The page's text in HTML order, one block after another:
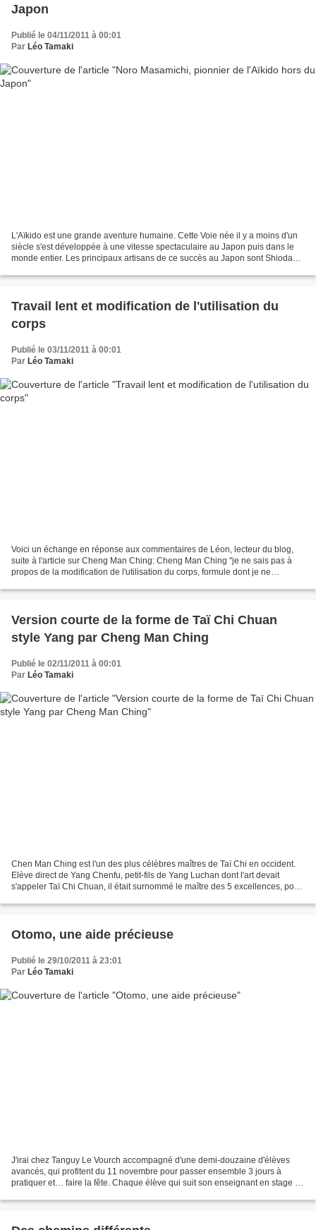
Japon
Publié le 04/11/2011 à 00:01
Par Léo Tamaki
L'Aïkido est une grande aventure humaine. Cette Voie née il y a moins d'un
siècle s'est développée à une vitesse spectaculaire au Japon puis dans le
monde entier. Les principaux artisans de ce succès au Japon sont Shioda
Travail lent et modification de l'utilisation du
corps
Publié le 03/11/2011 à 00:01
Par Léo Tamaki
Voici un échange en réponse aux commentaires de Léon, lecteur du blog,
suite à l'article sur Cheng Man Ching: Cheng Man Ching "je ne sais pas à
propos de la modification de l'utilisation du corps, formule dont je ne
Version courte de la forme de Taï Chi Chuan
style Yang par Cheng Man Ching
Publié le 02/11/2011 à 00:01
Par Léo Tamaki
Chen Man Ching est l'un des plus célèbres maîtres de Taï Chi en occident.
Elève direct de Yang Chenfu, petit-fils de Yang Luchan dont l'art devait
s'appeler Taï Chi Chuan, il était surnommé le maître des 5 excellences, pour
Otomo, une aide précieuse
Publié le 29/10/2011 à 23:01
Par Léo Tamaki
J'irai chez Tanguy Le Vourch accompagné d'une demi-douzaine d'élèves
avancés, qui profitent du 11 novembre pour passer ensemble 3 jours à
pratiquer et… faire la fête. Chaque élève qui suit son enseignant en stage le